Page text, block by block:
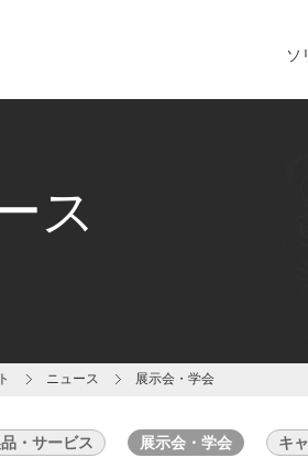
ソ
ス
ニュース 展示会・学会
・サービス 展示会・学会 キ